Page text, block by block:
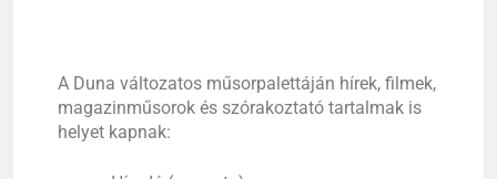
A Duna változatos műsorpalettáján hírek, filmek,
magazinműsorok és szórakoztató tartalmak is
helyet kapnak: